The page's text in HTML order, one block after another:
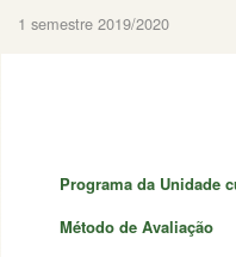
1 semestre 2019/2020
Programa da Unidade
Método de Avaliação